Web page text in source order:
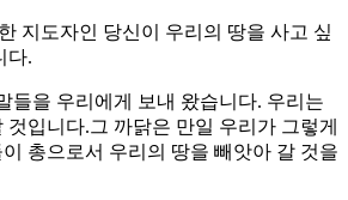
지도자인 당신이 우리의 땅을 사고 싶
다.
들을 우리에게 보내 왔습니다. 우리는
입니다.그 까닭은 만일 우리가 그렇게
총으로서 우리의 땅을 빼앗아 갈 것을